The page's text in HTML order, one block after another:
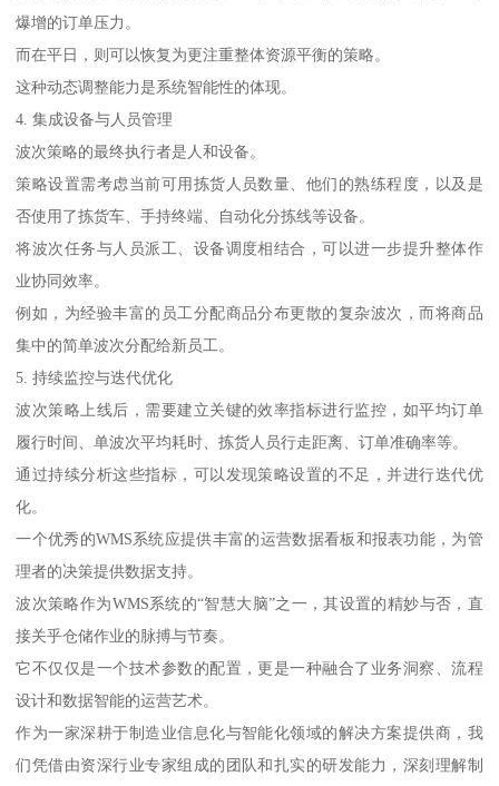
爆增的订单压力。
而在平日，则可以恢复为更注重整体资源平衡的策略。
这种动态调整能力是系统智能性的体现。
4. 集成设备与人员管理
波次策略的最终执行者是人和设备。
策略设置需考虑当前可用拣货人员数量、他们的熟练程度，以及是
否使用了拣货车、手持终端、自动化分拣线等设备。
将波次任务与人员派工、设备调度相结合，可以进一步提升整体作
业协同效率。
例如，为经验丰富的员工分配商品分布更散的复杂波次，而将商品
集中的简单波次分配给新员工。
5. 持续监控与迭代优化
波次策略上线后，需要建立关键的效率指标进行监控，如平均订单
履行时间、单波次平均耗时、拣货人员行走距离、订单准确率等。
通过持续分析这些指标，可以发现策略设置的不足，并进行迭代优
化。
一个优秀的WMS系统应提供丰富的运营数据看板和报表功能，为管
理者的决策提供数据支持。
波次策略作为WMS系统的“智慧大脑”之一，其设置的精妙与否，直
接关乎仓储作业的脉搏与节奏。
它不仅仅是一个技术参数的配置，更是一种融合了业务洞察、流程
设计和数据智能的运营艺术。
作为一家深耕于制造业信息化与智能化领域的解决方案提供商，我
们凭借由资深行业专家组成的团队和扎实的研发能力，深刻理解制